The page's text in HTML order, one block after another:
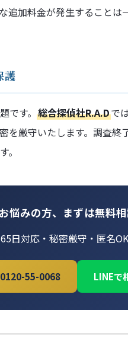
追加料金が発生すること
護
です。 総合探偵社R.A.Dで
を厳守いたします。調査
。
お悩みの方、まずは無料
日対応・秘密厳守・匿名
55-0068 LINEで